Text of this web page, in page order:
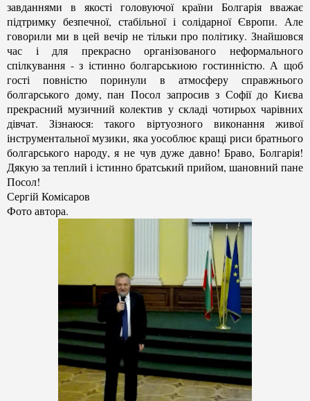
завданнями в якості головуючої країни Болгарія вважає
підтримку безпечної, стабільної і солідарної Європи. Але
говорили ми в цей вечір не тільки про політику. Знайшовся
час і для прекрасно організованого неформального
спілкування - з істинно болгарськиою гостинністю. А щоб
гості повністю поринули в атмосферу справжнього
болгарського дому, пан Посол запросив з Софії до Києва
прекрасний музичний колектив у складі чотирьох чарівних
дівчат. Зізнаюся: такого віртуозного виконання живої
інструментальної музики, яка уособлює кращі риси братнього
болгарського народу, я не чув дуже давно! Браво, Болгарія!
Дякую за теплий і істинно братський прийом, шановний пане
Посол!
Сергій Комісаров
Фото автора.